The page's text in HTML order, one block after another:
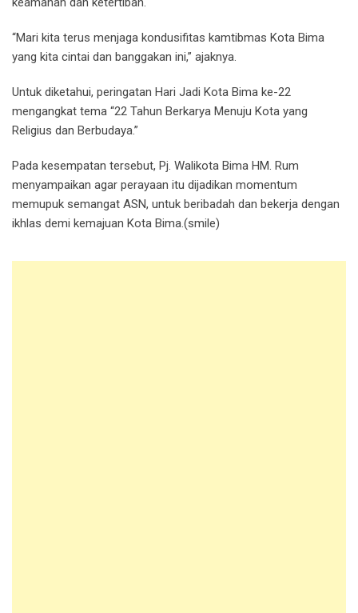
“Mari kita terus menjaga kondusifitas kamtibmas Kota Bima
yang kita cintai dan banggakan ini,” ajaknya.
Untuk diketahui, peringatan Hari Jadi Kota Bima ke-22
mengangkat tema “22 Tahun Berkarya Menuju Kota yang
Religius dan Berbudaya.”
Pada kesempatan tersebut, Pj. Walikota Bima HM. Rum
menyampaikan agar perayaan itu dijadikan momentum
memupuk semangat ASN, untuk beribadah dan bekerja dengan
ikhlas demi kemajuan Kota Bima.(smile)